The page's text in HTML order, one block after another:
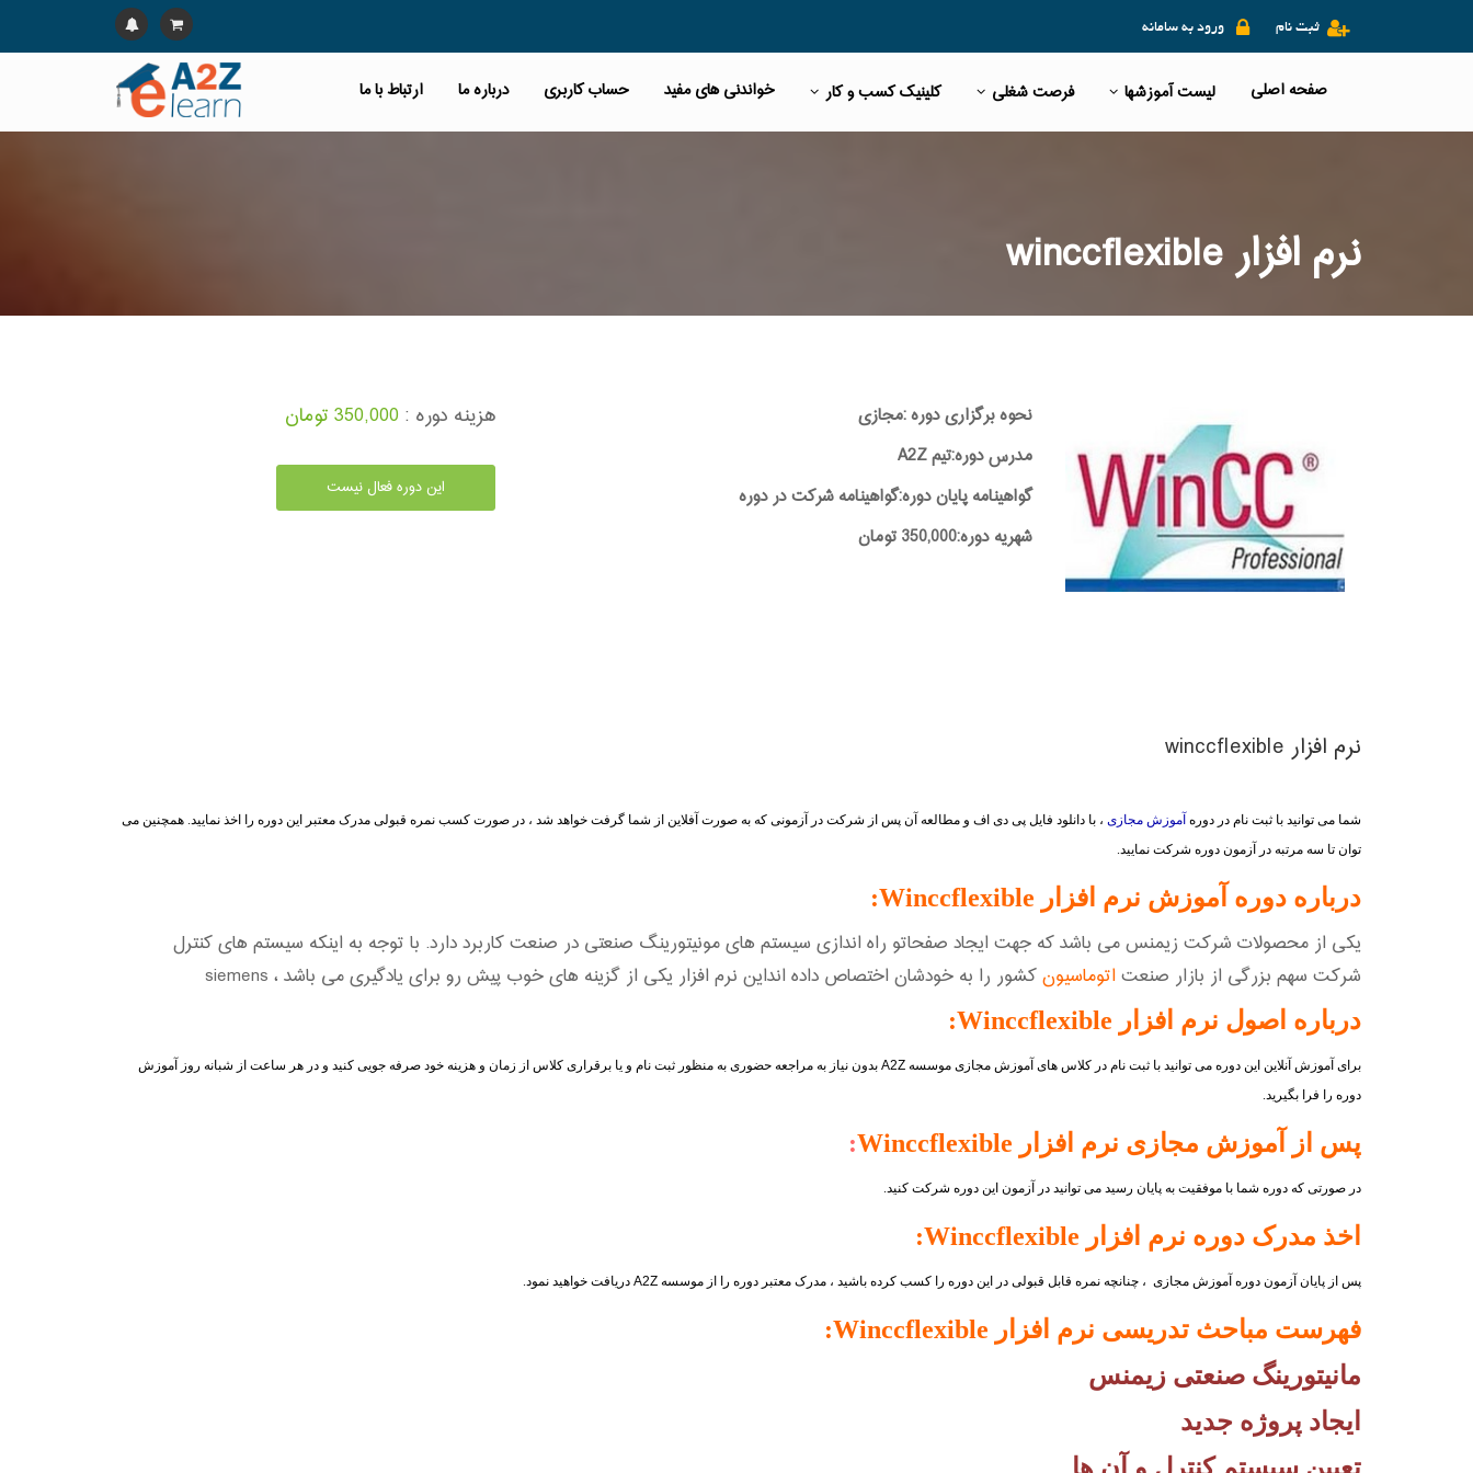
ورود به سامانه ثبت نام
صفحه اصلی لیست آموزشها فرصت شغلی کلینیک کسب و کار خواندنی های مفید حساب کاربری درباره ما ارتباط با ما
نرم افزار winccflexible
نحوه برگزاری دوره :مجازی
مدرس دوره:تیم A2Z
گواهینامه پایان دوره:گواهینامه شرکت در دوره
شهریه دوره:350,000 تومان
هزینه دوره : 350,000 تومان
این دوره فعال نیست
نرم افزار winccflexible
شما می توانید با ثبت نام در دوره آموزش مجازی ، با دانلود فایل پی دی اف و مطالعه آن پس از شرکت در آزمونی که به صورت آفلاین از شما گرفت خواهد شد ، در صورت کسب نمره قبولی مدرک معتبر این دوره را اخذ نمایید. همچنین می
توان تا سه مرتبه در آزمون دوره شرکت نمایید.
درباره دوره آموزش نرم افزار Winccflexible:
یکی از محصولات شرکت زیمنس می باشد که جهت ایجاد صفحاتو راه اندازی سیستم های مونیتورینگ صنعتی در صنعت کاربرد دارد. با توجه به اینکه سیستم های کنترل
شرکت سهم بزرگی از بازار صنعتاتوماسیونکشور را به خودشان اختصاص داده انداین نرم افزار یکی از گزینه های خوب پیش رو برای یادگیری می باشد ، siemens
درباره اصول نرم افزار Winccflexible :
برای آموزش آنلاین این دوره می توانید با ثبت نام در کلاس های آموزش مجازی موسسه A2Z بدون نیاز به مراجعه حضوری به منظور ثبت نام و یا برقراری کلاس از زمان و هزینه خود صرفه جویی کنید و در هر ساعت از شبانه روز آموزش
دوره را فرا بگیرید.
پس از آموزش مجازی نرم افزار Winccflexible :
در صورتی که دوره شما با موفقیت به پایان رسید می توانید در آزمون این دوره شرکت کنید.
اخذ مدرک دوره نرم افزار Winccflexible :
پس از پایان آزمون دوره آموزش مجازی ، چنانچه نمره قابل قبولی در این دوره را کسب کرده باشید ، مدرک معتبر دوره را از موسسه A2Z دریافت خواهید نمود.
فهرست مباحث تدریسی نرم افزار Winccflexible
:
مانیتورینگ صنعتی زیمنس
ایجاد پروژه جدید